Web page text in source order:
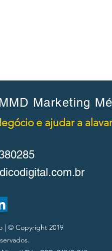
Marketing
e ajudar a
| © Copyright 2019